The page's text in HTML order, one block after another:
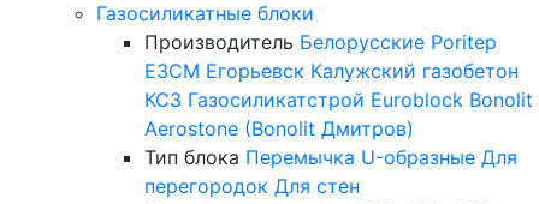
Газосиликатные блоки
Производитель Белорусские Poritep
ЕЗСМ Егорьевск Калужский газобетон
КСЗ Газосиликатстрой Euroblock Bonolit
Aerostone (Bonolit Дмитров)
Тип блока Перемычка U-образные Для
перегородок Для стен